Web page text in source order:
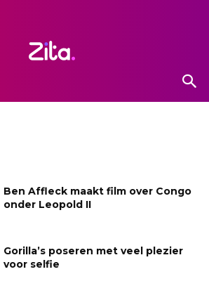
Ben Affleck maakt film over Congo
onder Leopold II
Gorilla’s poseren met veel plezier
voor selfie